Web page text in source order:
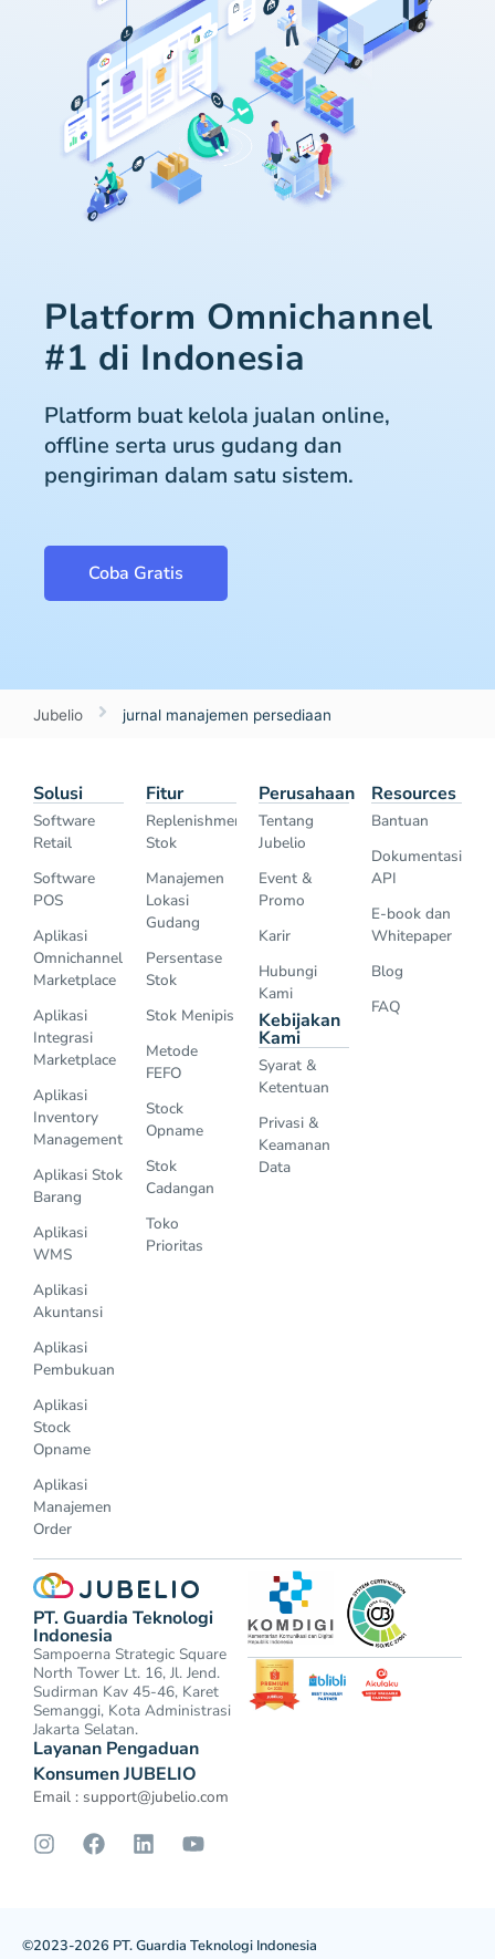
Platform Omnichannel
#1 di Indonesia
Platform buat kelola jualan online,
offline serta urus gudang dan
pengiriman dalam satu sistem.
Coba Gratis
Jubelio jurnal manajemen persediaan
Solusi
Software
Retail
Software
POS
Aplikasi
Omnichannel
Marketplace
Aplikasi
Integrasi
Marketplace
Aplikasi
Inventory
Management
Aplikasi Stok
Barang
Aplikasi
WMS
Aplikasi
Akuntansi
Aplikasi
Pembukuan
Aplikasi
Stock
Opname
Aplikasi
Manajemen
Order
Fitur
Replenishment
Stok
Manajemen
Lokasi
Gudang
Persentase
Stok
Stok Menipis
Metode
FEFO
Stock
Opname
Stok
Cadangan
Toko
Prioritas
Perusahaan
Tentang
Jubelio
Event &
Promo
Karir
Hubungi
Kami
Kebijakan
Kami
Syarat &
Ketentuan
Privasi &
Keamanan
Data
Resources
Bantuan
Dokumentasi
API
E-book dan
Whitepaper
Blog
FAQ
PT. Guardia Teknologi
Indonesia
Sampoerna Strategic Square
North Tower Lt. 16, Jl. Jend.
Sudirman Kav 45-46, Karet
Semanggi, Kota Administrasi
Jakarta Selatan.
Layanan Pengaduan
Konsumen JUBELIO
Email : support@jubelio.com
©2023-2026 PT. Guardia Teknologi Indonesia